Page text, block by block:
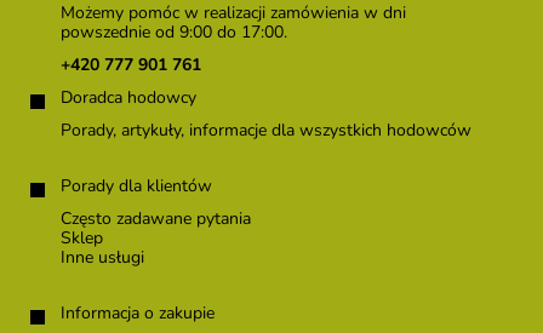
Możemy pomóc w realizacji zamówienia w dni
powszednie od 9:00 do 17:00.
+420 777 901 761
Doradca hodowcy
Porady, artykuły, informacje dla wszystkich hodowców
Porady dla klientów
Często zadawane pytania
Sklep
Inne usługi
Informacja o zakupie